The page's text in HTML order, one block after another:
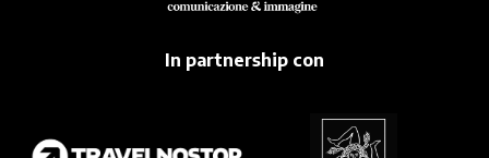
In partnership con